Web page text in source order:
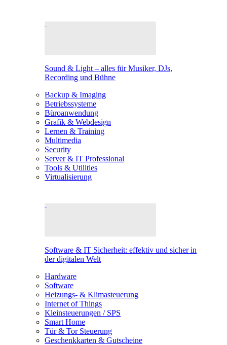
Sound & Light – alles für Musiker, DJs,
Recording und Bühne
Backup & Imaging
Betriebssysteme
Büroanwendung
Grafik & Webdesign
Lernen & Training
Multimedia
Security
Server & IT Professional
Tools & Utilities
Virtualisierung
Software & IT Sicherheit: effektiv und sicher in
der digitalen Welt
Hardware
Software
Heizungs- & Klimasteuerung
Internet of Things
Kleinsteuerungen / SPS
Smart Home
Tür & Tor Steuerung
Geschenkkarten & Gutscheine